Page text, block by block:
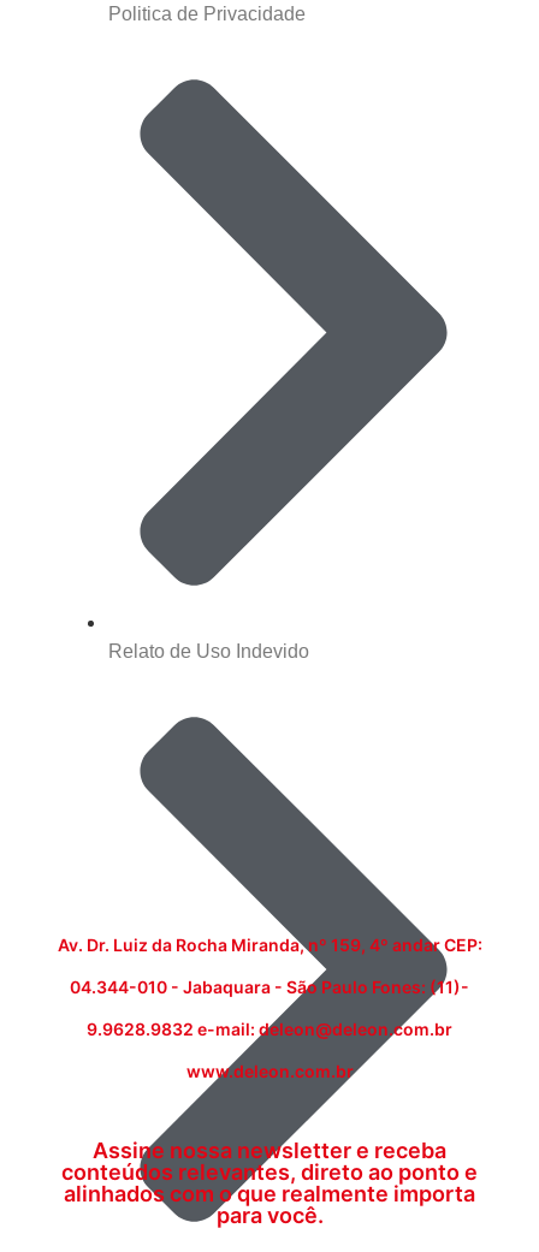
Politica de Privacidade
Relato de Uso Indevido
Av. Dr. Luiz da Rocha Miranda, nº 159, 4º andar CEP:
04.344-010 - Jabaquara - São Paulo Fones: (11)-
9.9628.9832 e-mail: deleon@deleon.com.br
www.deleon.com.br
Assine nossa newsletter e receba
conteúdos relevantes, direto ao ponto e
alinhados com o que realmente importa
para você.